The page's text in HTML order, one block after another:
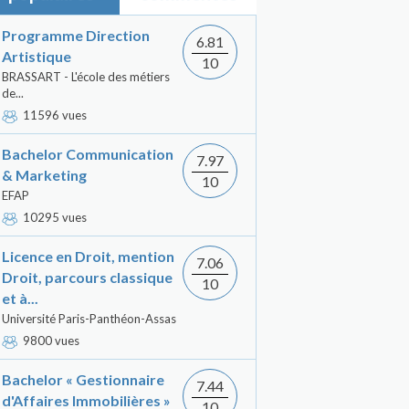
Programme Direction
Artistique
BRASSART - L'école des métiers
de...
11596 vues
6.81
10
Bachelor Communication
& Marketing
EFAP
10295 vues
7.97
10
Licence en Droit, mention
Droit, parcours classique
et à...
Université Paris-Panthéon-Assas
9800 vues
7.06
10
Bachelor « Gestionnaire
d'Affaires Immobilières »
7.44